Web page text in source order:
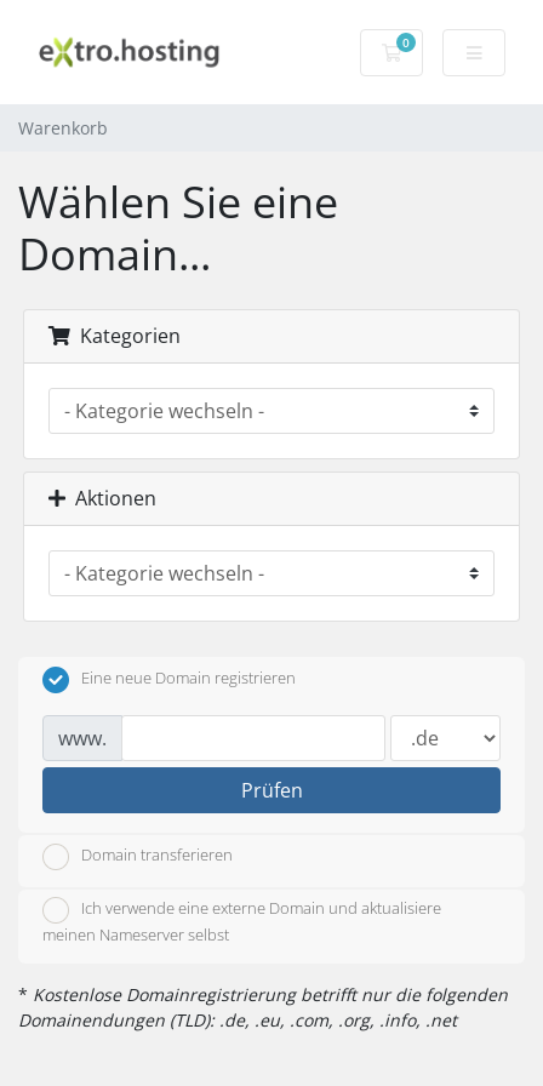
0
Warenkorb
Warenkorb
Wählen Sie eine
Domain...
Kategorien
Aktionen
Eine neue Domain registrieren
www.
Prüfen
Domain transferieren
Ich verwende eine externe Domain und aktualisiere
meinen Nameserver selbst
* Kostenlose Domainregistrierung betrifft nur die folgenden
Domainendungen (TLD): .de, .eu, .com, .org, .info, .net